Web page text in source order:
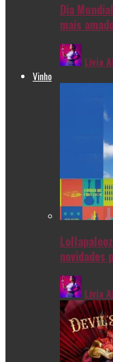
Dia
mais
Livia
Vinho
novidades
Livia